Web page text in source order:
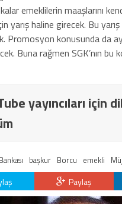
emeklilerin maaşlarını
yarış haline girecek. Bu
Promosyon konusunda da
Buna rağmen SGK’nın bu
yayıncıları için
Bankası başkur Borcu emekli
Paylaş